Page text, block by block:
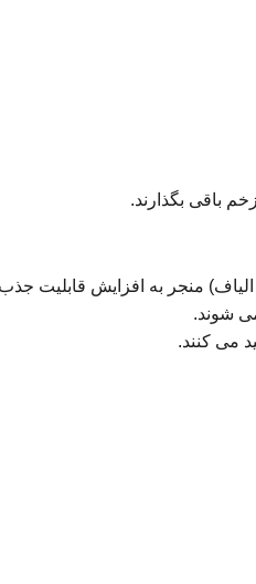
باقی بگذارند.
منجر به افزایش قابلیت
شوند.
می­ کنند.